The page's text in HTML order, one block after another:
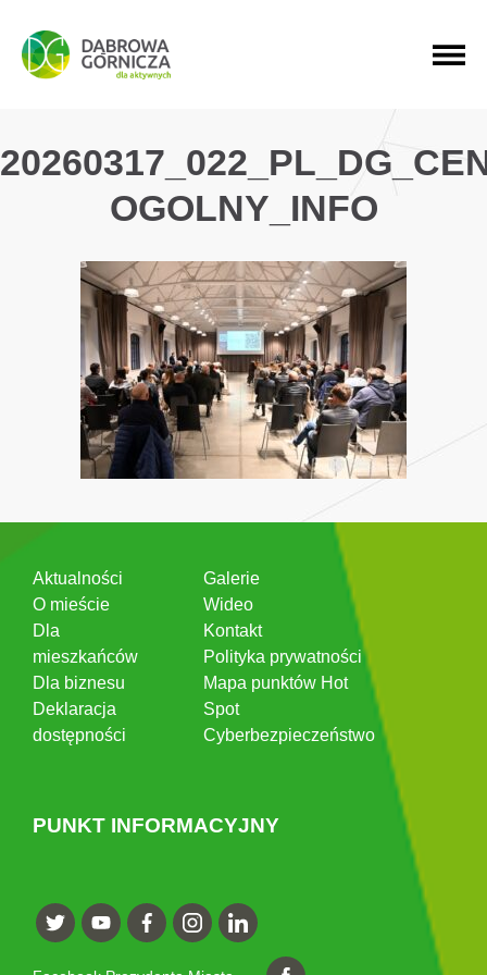
PRZEJDŹ DO MENU GŁÓWNEGO
PRZEJDŹ DO WYSZUKIWARKI
PRZEJDŹ DO TREŚCI
OGOLNY_INFO
Aktualności
O mieście
Dla
mieszkańców
Dla biznesu
Deklaracja
dostępności
Galerie
Wideo
Kontakt
Polityka prywatności
Mapa punktów Hot
Spot
Cyberbezpieczeństwo
PUNKT INFORMACYJNY